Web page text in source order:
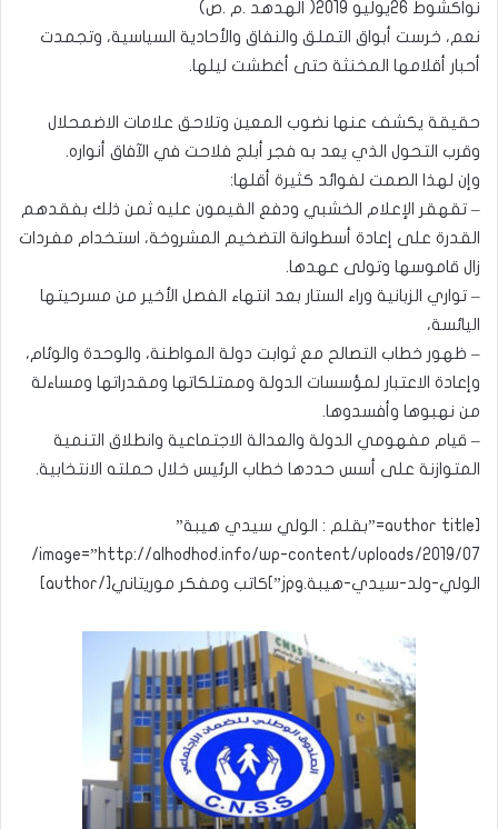
نواكشوط 26يوليو 2019( الهدهد .م .ص)
نعم، خرست أبواق التملق والنفاق والأحادية السياسية، وتجمدت
أحبار أقلامها المخنثة حتى أغطشت ليلها.
حقيقة يكشف عنها نضوب المعين وتلاحق علامات الاضمحلال
وقرب التحول الذي يعد به فجر أبلج فلاحت في الآفاق أنواره.
وإن لهذا الصمت لفوائد كثيرة أقلها:
– تقهقر الإعلام الخشبي ودفع القيمون عليه ثمن ذلك بفقدهم
القدرة على إعادة أسطوانة التضخيم المشروخة، استخدام مفردات
زال قاموسها وتولى عهدها.
– تواري الزبانية وراء الستار بعد انتهاء الفصل الأخير من مسرحيتها
اليائسة،
– ظهور خطاب التصالح مع ثوابت دولة المواطنة، والوحدة والوئام،
وإعادة الاعتبار لمؤسسات الدولة وممتلكاتها ومقدراتها ومساءلة
من نهبوها وأفسدوها.
– قيام مفهومي الدولة والعدالة الاجتماعية وانطلاق التنمية
المتوازنة على أسس حددها خطاب الرئيس خلال حملته الانتخابية.
[author title=”بقلم : الولي سيدي هيبة”
image=”http://alhodhod.info/wp-content/uploads/2019/07/
الولي-ولد-سيدي-هيبة.jpg”]كاتب ومفكر موريتاني[/author]